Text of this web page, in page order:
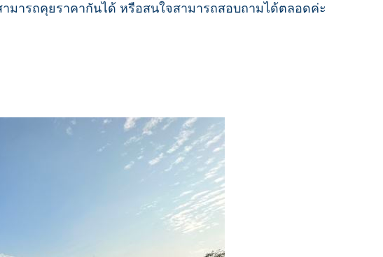
ามารถคุยราคากันได้ หรือสนใจสามารถสอบถามได้ตลอดค่ะ